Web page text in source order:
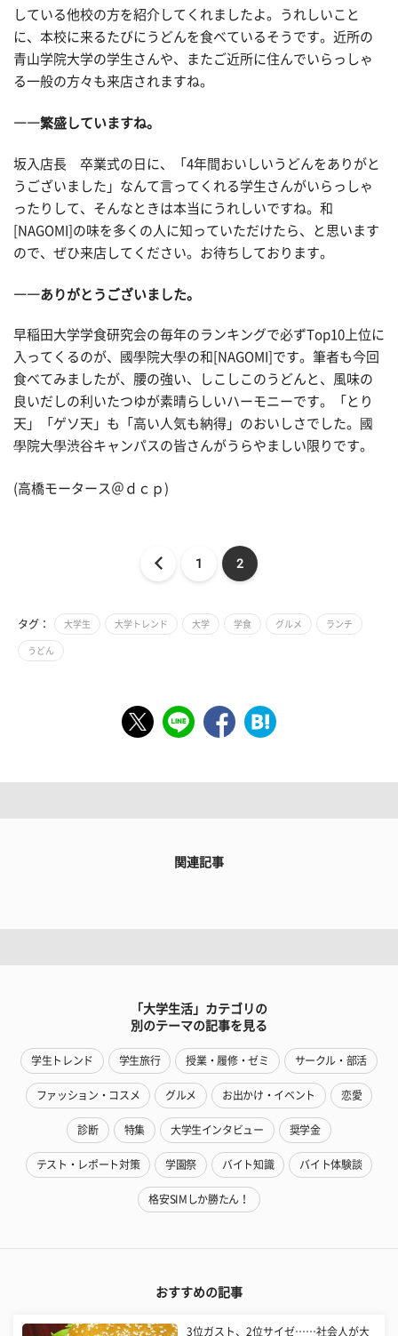
している他校の方を紹介してくれましたよ。うれしいこと
に、本校に来るたびにうどんを食べているそうです。近所の
青山学院大学の学生さんや、またご近所に住んでいらっしゃ
る一般の方々も来店されますね。
――繁盛していますね。
坂入店長 卒業式の日に、「4年間おいしいうどんをありがと
うございました」なんて言ってくれる学生さんがいらっしゃ
ったりして、そんなときは本当にうれしいですね。和
[NAGOMI]の味を多くの人に知っていただけたら、と思います
ので、ぜひ来店してください。お待ちしております。
――ありがとうございました。
早稲田大学学食研究会の毎年のランキングで必ずTop10上位に
入ってくるのが、國學院大學の和[NAGOMI]です。筆者も今回
食べてみましたが、腰の強い、しこしこのうどんと、風味の
良いだしの利いたつゆが素晴らしいハーモニーです。「とり
天」「ゲソ天」も「高い人気も納得」のおいしさでした。國
學院大學渋谷キャンパスの皆さんがうらやましい限りです。
(高橋モータース＠ｄｃｐ)
1 2
タグ： 大学生 大学トレンド 大学 学食 グルメ ランチ
うどん
関連記事
「大学生活」カテゴリの
別のテーマの記事を見る
学生トレンド 学生旅行 授業・履修・ゼミ サークル・部活
ファッション・コスメ グルメ お出かけ・イベント 恋愛
診断 特集 大学生インタビュー 奨学金
テスト・レポート対策 学園祭 バイト知識 バイト体験談
格安SIMしか勝たん！
おすすめの記事
3位ガスト、2位サイゼ……社会人が大